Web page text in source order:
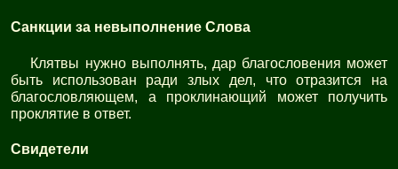
Санкции за невыполнение Слова
Клятвы нужно выполнять, дар благословения может
быть использован ради злых дел, что отразится на
благословляющем, а проклинающий может получить
проклятие в ответ.
Свидетели